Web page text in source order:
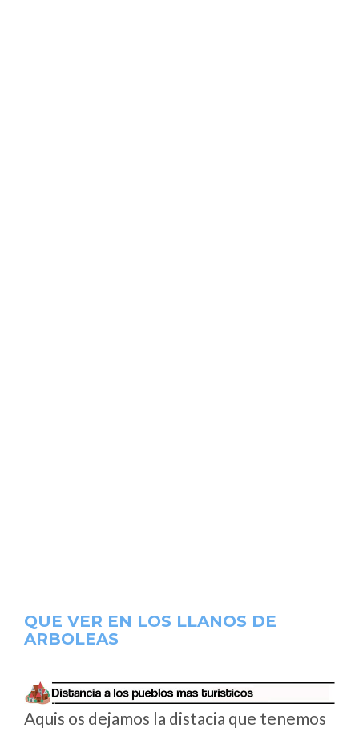
QUE VER EN LOS LLANOS DE
ARBOLEAS
Aquis os dejamos la distacia que tenemos